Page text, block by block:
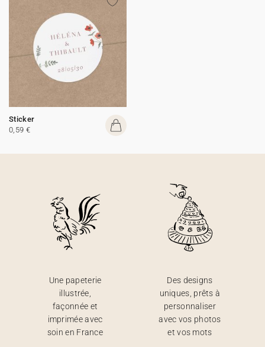
Sticker
0,59 €
Une papeterie
illustrée,
façonnée et
imprimée avec
soin en France
Des designs
uniques, prêts à
personnaliser
avec vos photos
et vos mots